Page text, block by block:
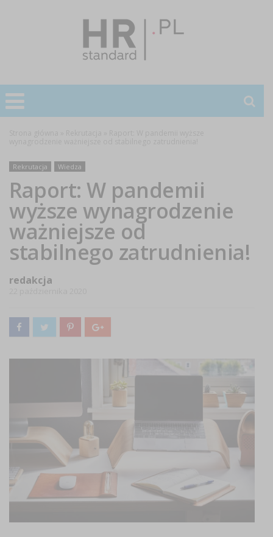
Rekrutacja Wiedza
Raport: W pandemii
wyższe wynagrodzenie
ważniejsze od
stabilnego zatrudnienia!
redakcja